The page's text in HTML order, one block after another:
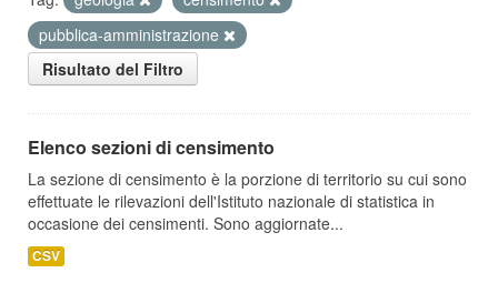
pubblica-amministrazione
Risultato del Filtro
Elenco sezioni di censimento
La sezione di censimento è la porzione di territorio su cui sono
effettuate le rilevazioni dell'Istituto nazionale di statistica in
occasione dei censimenti. Sono aggiornate...
CSV